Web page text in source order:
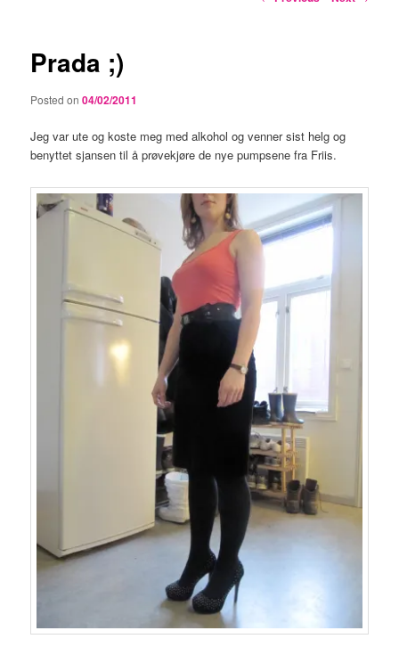
Prada ;)
Posted on04/02/2011
Jeg var ute og koste meg med alkohol og venner sist helg og
benyttet sjansen til å prøvekjøre de nye pumpsene fra Friis.